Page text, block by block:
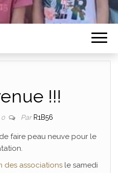
!!!
0 Par R1B56
faire peau neuve pour le
des associations le samedi